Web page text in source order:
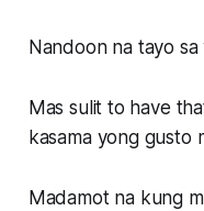
Nandoon na tayo
Mas sulit to have
kasama yong gusto
Madamot na kung